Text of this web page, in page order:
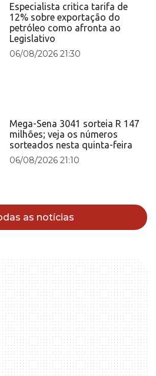
Especialista critica tarifa de
12% sobre exportação do
petróleo como afronta ao
Legislativo
06/08/2026 21:30
Mega-Sena 3041 sorteia R 147
milhões; veja os números
sorteados nesta quinta-feira
06/08/2026 21:10
as notícias